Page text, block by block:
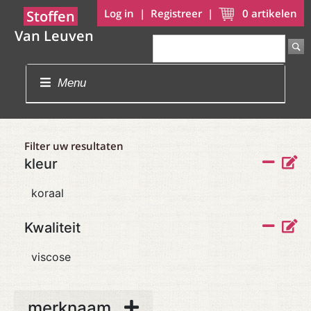
Log in | Registreer | 0 artikelen
Stoffen
Van Leuven
Menu
Filter uw resultaten
kleur
koraal
Kwaliteit
viscose